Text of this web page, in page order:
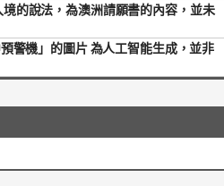
的說法，為澳洲請願書的內容，並未
警機」的圖片 為人工智能生成，並非